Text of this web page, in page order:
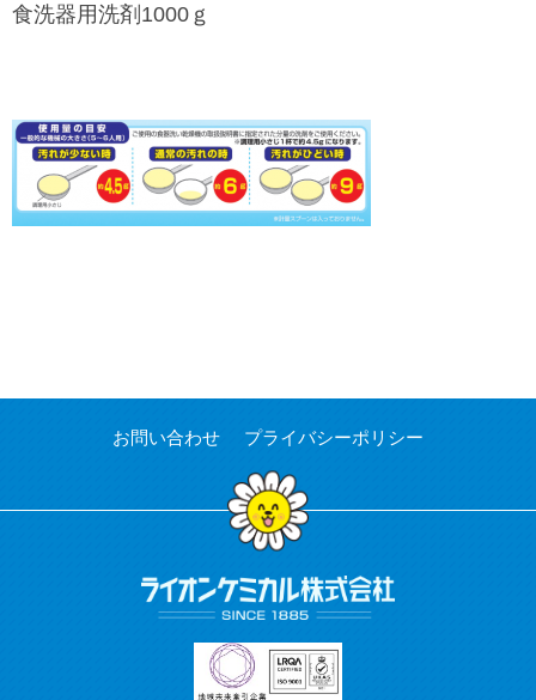
食洗器用洗剤1000ｇ
お問い合わせ プライバシーポリシー